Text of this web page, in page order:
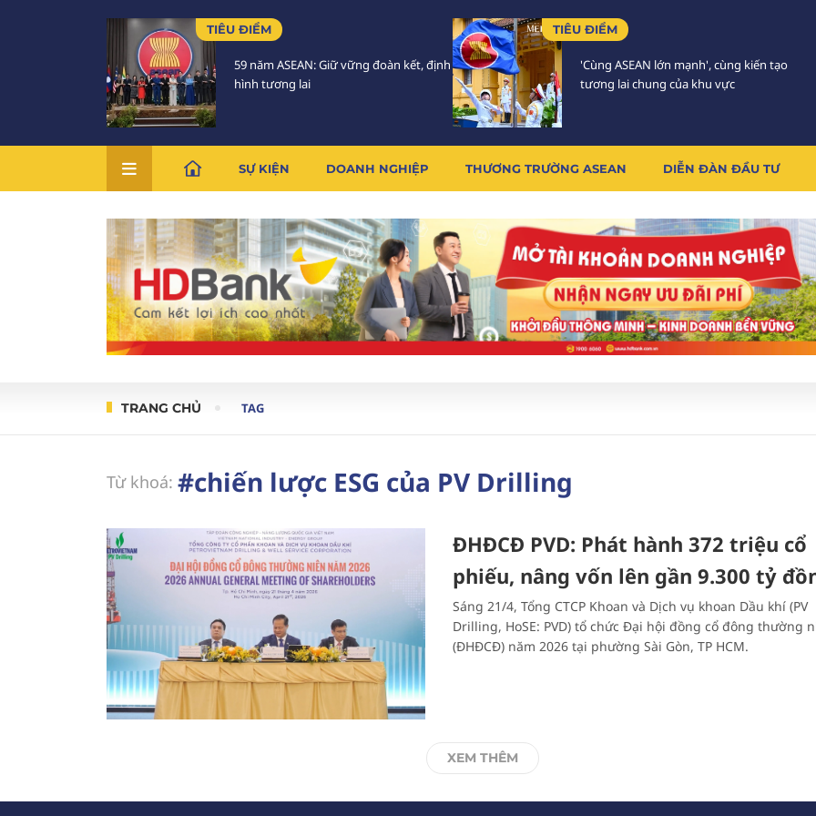
TIÊU ĐIỂM
59 năm ASEAN: Giữ vững đoàn kết, định
hình tương lai
TIÊU ĐIỂM
'Cùng ASEAN lớn mạnh', cùng kiến tạo
tương lai chung của khu vực
SỰ KIỆN DOANH NGHIỆP THƯƠNG TRƯỜNG ASEAN DIỄN ĐÀN ĐẦU TƯ
TRANG CHỦ TAG
Từ khoá: #chiến lược ESG của PV Drilling
ĐHĐCĐ PVD: Phát hành 372 triệu cổ
phiếu, nâng vốn lên gần 9.300 tỷ
Sáng 21/4, Tổng CTCP Khoan và Dịch vụ khoan Dầu khí (PV
Drilling, HoSE: PVD) tổ chức Đại hội đồng cổ đông thường
(ĐHĐCĐ) năm 2026 tại phường Sài Gòn, TP HCM.
XEM THÊM